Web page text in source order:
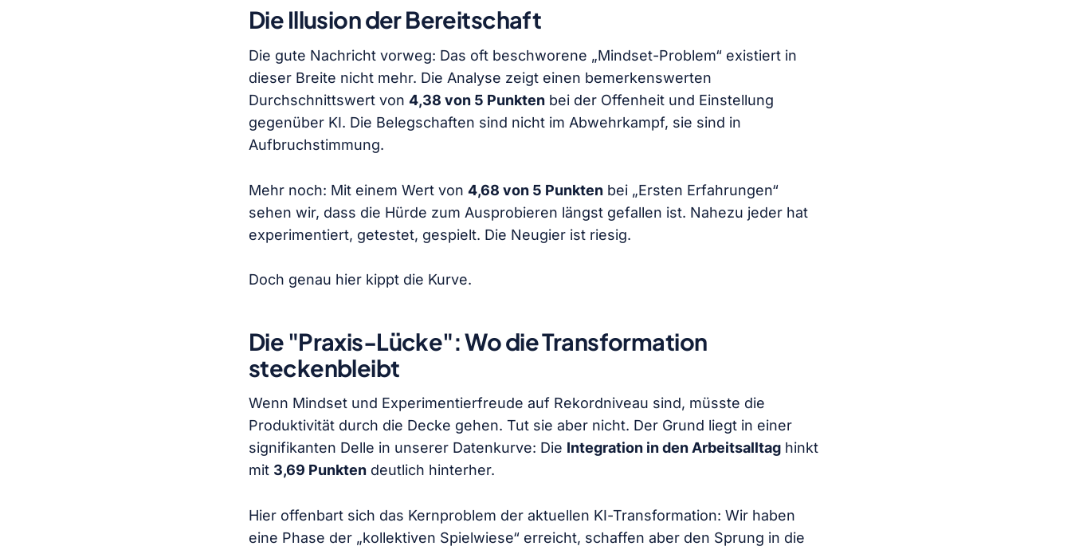
Die Illusion der Bereitschaft
Die gute Nachricht vorweg: Das oft beschworene „Mindset-Problem“ existiert in
dieser Breite nicht mehr. Die Analyse zeigt einen bemerkenswerten
Durchschnittswert von 4,38 von 5 Punkten bei der Offenheit und Einstellung
gegenüber KI. Die Belegschaften sind nicht im Abwehrkampf, sie sind in
Aufbruchstimmung.
Mehr noch: Mit einem Wert von 4,68 von 5 Punkten bei „Ersten Erfahrungen“
sehen wir, dass die Hürde zum Ausprobieren längst gefallen ist. Nahezu jeder hat
experimentiert, getestet, gespielt. Die Neugier ist riesig.
Doch genau hier kippt die Kurve.
Die "Praxis-Lücke": Wo die Transformation
steckenbleibt
Wenn Mindset und Experimentierfreude auf Rekordniveau sind, müsste die
Produktivität durch die Decke gehen. Tut sie aber nicht. Der Grund liegt in einer
signifikanten Delle in unserer Datenkurve: Die Integration in den Arbeitsalltag hinkt
mit 3,69 Punkten deutlich hinterher.
Hier offenbart sich das Kernproblem der aktuellen KI-Transformation: Wir haben
eine Phase der „kollektiven Spielwiese“ erreicht, schaffen aber den Sprung in die